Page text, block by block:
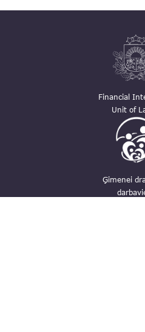
Financial
Unit of
Ģimenei